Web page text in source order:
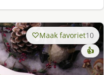
Maak favoriet10
👍